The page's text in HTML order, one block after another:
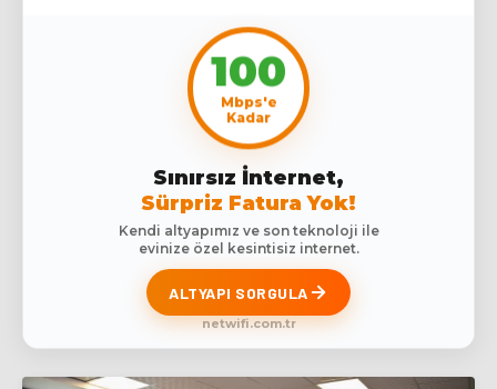
100
Mbps'e
Kadar
Sınırsız İnternet,
Sürpriz Fatura Yok!
Kendi altyapımız ve son teknoloji ile
evinize özel kesintisiz internet.
ALTYAPI SORGULA
netwifi.com.tr